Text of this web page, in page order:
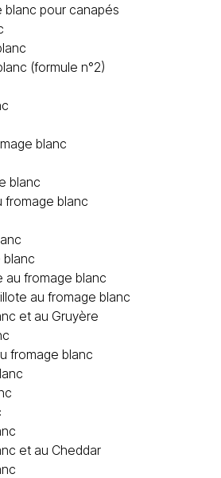
blanc pour canapés
(formule n°2)
blanc
blanc
fromage blanc
blanc
au fromage blanc
au fromage blanc
et au Gruyère
fromage blanc
et au Cheddar